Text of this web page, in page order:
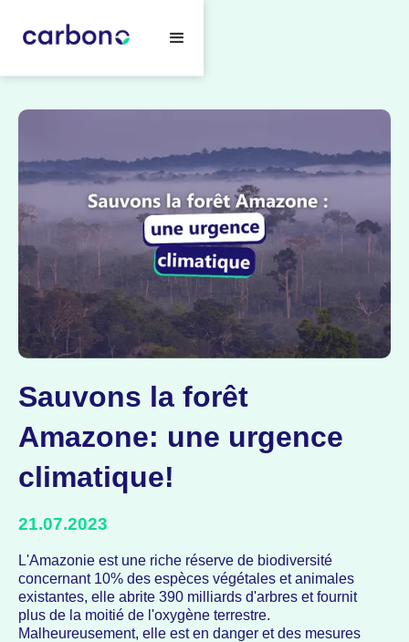
Sauvons la forêt
Amazone: une urgence
climatique!
21.07.2023
L'Amazonie est une riche réserve de biodiversité
concernant 10% des espèces végétales et animales
existantes, elle abrite 390 milliards d'arbres et fournit
plus de la moitié de l'oxygène terrestre.
Malheureusement, elle est en danger et des mesures